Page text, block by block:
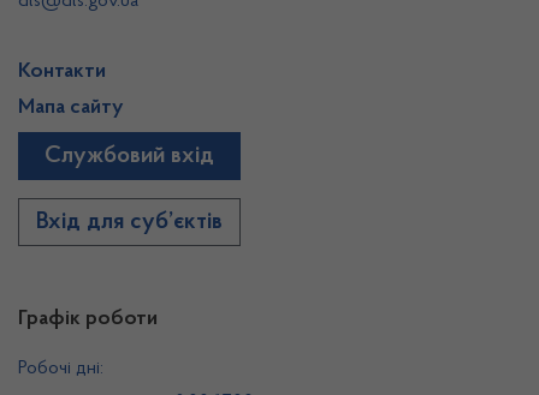
Графік роботи
Робочі дні:
Контакти
Мапа сайту
Службовий вхід
Вхід для суб’єктів